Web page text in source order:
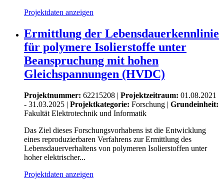
Projektdaten anzeigen
Ermittlung der Lebensdauerkennlinie
für polymere Isolierstoffe unter
Beanspruchung mit hohen
Gleichspannungen (HVDC)
Projektnummer: 62215208 | Projektzeitraum: 01.08.2021
- 31.03.2025 | Projektkategorie: Forschung | Grundeinheit:
Fakultät Elektrotechnik und Informatik
Das Ziel dieses Forschungsvorhabens ist die Entwicklung
eines reproduzierbaren Verfahrens zur Ermittlung des
Lebensdauerverhaltens von polymeren Isolierstoffen unter
hoher elektrischer...
Projektdaten anzeigen